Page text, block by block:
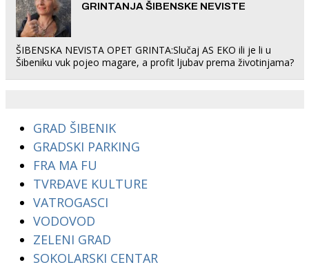
GRINTANJA ŠIBENSKE NEVISTE
ŠIBENSKA NEVISTA OPET GRINTA:Slučaj AS EKO ili je li u
Šibeniku vuk pojeo magare, a profit ljubav prema životinjama?
GRAD ŠIBENIK
GRADSKI PARKING
FRA MA FU
TVRĐAVE KULTURE
VATROGASCI
VODOVOD
ZELENI GRAD
SOKOLARSKI CENTAR